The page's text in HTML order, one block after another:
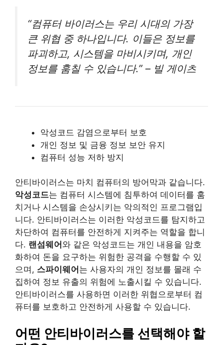
“컴퓨터 바이러스는 우리 시대의 가장
큰 위협 중 하나입니다. 이들은 정보를
파괴하고, 시스템을 마비시키며, 개인
정보를 훔칠 수 있습니다.” – 빌 게이츠
악성코드 감염으로부터 보호
개인 정보 및 금융 정보 보안 유지
컴퓨터 성능 저하 방지
안티바이러스는 마치 컴퓨터의 방어막과 같습니다.
악성코드는 컴퓨터 시스템에 침투하여 데이터를 훔
치거나 시스템을 손상시키는 악의적인 프로그램입
니다. 안티바이러스는 이러한 악성코드를 탐지하고
차단하여 컴퓨터를 안전하게 지켜주는 역할을 합니
다. 랜섬웨어 와 같은 악성코드는 개인 내용을 암호
화하여 돈을 요구하는 위험한 공격을 수행할 수 있
으며, 스파이웨어 는 사용자의 개인 정보를 몰래 수
집하여 정보 유출의 위험에 노출시킬 수 있습니다.
안티바이러스를 사용하면 이러한 위협으로부터 컴
퓨터를 보호하고 안전하게 사용할 수 있습니다.
어떤 안티바이러스를 선택해야 할